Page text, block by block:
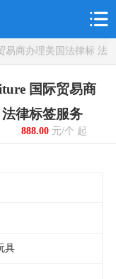
易商办理美国法律标 法
国际贸易商
律标签服务
888.00元/个 起
具